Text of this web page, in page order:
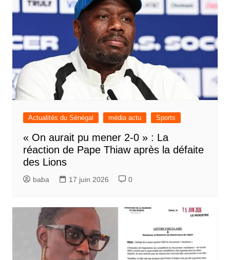
Actualités du Sénégal média actu Sports
« On aurait pu mener 2-0 » : La
réaction de Pape Thiaw après la défaite
des Lions
baba 17 juin 2026 0